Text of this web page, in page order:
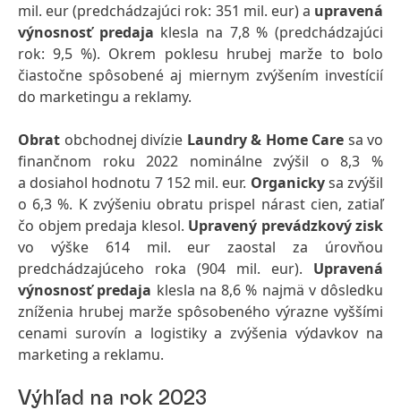
mil. eur (predchádzajúci rok: 351 mil. eur) a upravená
výnosnosť predaja klesla na 7,8 % (predchádzajúci
rok: 9,5 %). Okrem poklesu hrubej marže to bolo
čiastočne spôsobené aj miernym zvýšením investícií
do marketingu a reklamy.
Obrat obchodnej divízie Laundry & Home Care sa vo
finančnom roku 2022 nominálne zvýšil o 8,3 %
a dosiahol hodnotu 7 152 mil. eur. Organickysa zvýšil
o 6,3 %. K zvýšeniu obratu prispel nárast cien, zatiaľ
čo objem predaja klesol. Upravený prevádzkový zisk
vo výške 614 mil. eur zaostal za úrovňou
predchádzajúceho roka (904 mil. eur). Upravená
výnosnosť predaja klesla na 8,6 % najmä v dôsledku
zníženia hrubej marže spôsobeného výrazne vyššími
cenami surovín a logistiky a zvýšenia výdavkov na
marketing a reklamu.
Výhľad na rok 2023